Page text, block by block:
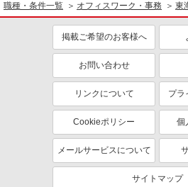
職種・条件一覧 オフィスワーク・事務 東
掲載ご希望のお客様へ
お問い合わせ
リンクについて プラ
Cookieポリシー 個
メールサービスについて
サイトマップ